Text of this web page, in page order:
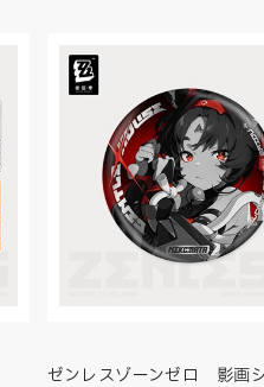
ゼンレスゾーンゼロ 影画